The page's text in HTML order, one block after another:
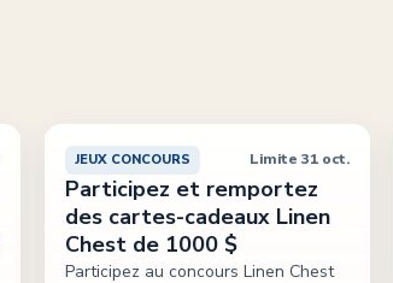
JEUX CONCOURS Limite 31 oct.
Participez et remportez
des cartes-cadeaux Linen
Chest de 1000 $
Participez au concours Linen Chest